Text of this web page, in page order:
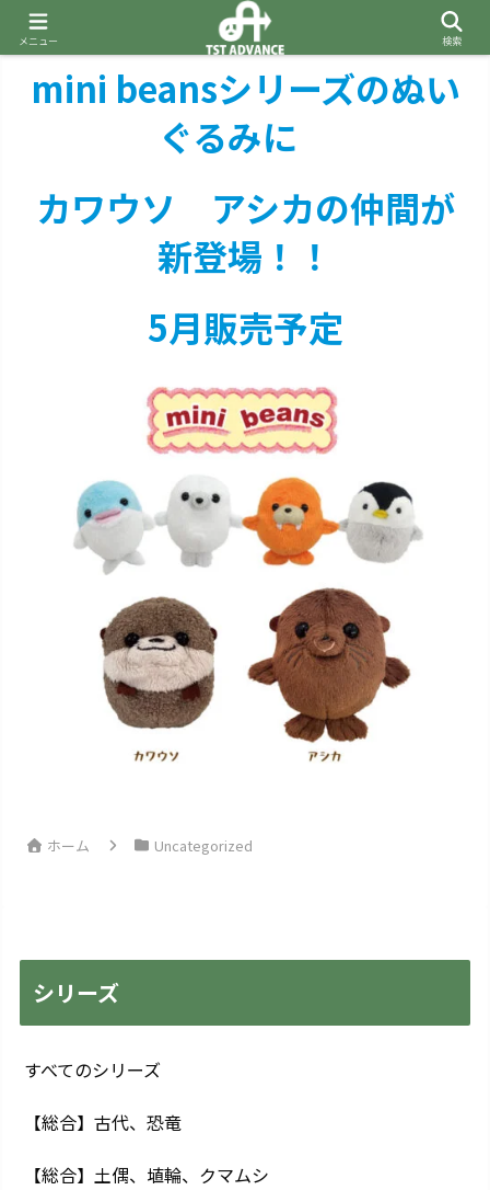
mini beansシリーズのぬい
ぐるみに
カワウソ アシカの仲間が
新登場！！
5月販売予定
ホーム Uncategorized
シリーズ
すべてのシリーズ
【総合】古代、恐竜
【総合】土偶、埴輪、クマムシ
メニュー 検索